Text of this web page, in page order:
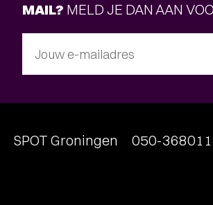
MAIL? MELD JE DAN AAN
Jouw e-mailadres
SPOT Groningen 050-